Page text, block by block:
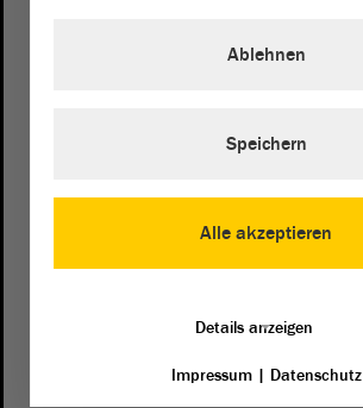
Fax:
0391 / 560 - 1123
Alle akzeptieren
Ablehnen
Speichern
Details anzeigen
Impressum| Datenschutz